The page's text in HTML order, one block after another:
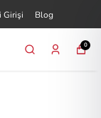
Girişi Blog
0